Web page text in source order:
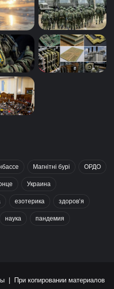
Магнітні бурі ОРДО
Украина
езотерика здоров’я
наука пандемия
| При копировании материалов